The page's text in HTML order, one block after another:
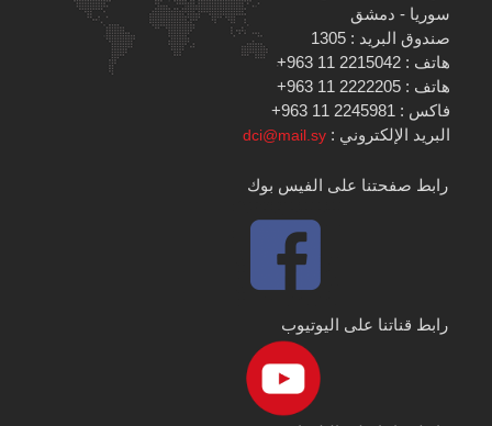
سوريا - دمشق
صندوق البريد : 1305
هاتف : 2215042 11 963+
هاتف : 2222205 11 963+
فاكس : 2245981 11 963+
البريد الإلكتروني :dci@mail.sy
رابط صفحتنا على الفيس بوك
رابط قناتنا على اليوتيوب